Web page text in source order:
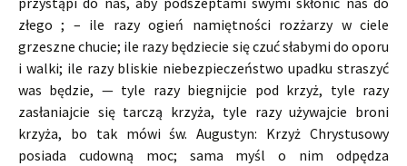
złego ; – ile razy ogień namiętności rozżarzy w ciele
grzeszne chucie; ile razy będziecie się czuć słabymi do oporu
i walki; ile razy bliskie niebezpieczeństwo upadku straszyć
was będzie, — tyle razy biegnijcie pod krzyż, tyle razy
zasłaniajcie się tarczą krzyża, tyle razy używajcie broni
krzyża, bo tak mówi św. Augustyn: Krzyż Chrystusowy
posiada cudowną moc; sama myśl o nim odpędza